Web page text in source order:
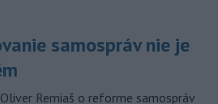
samospráv nie je
Remiaš o reforme samospráv